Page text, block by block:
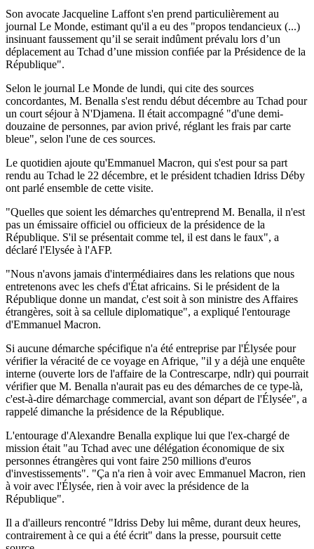
Son avocate Jacqueline Laffont s'en prend particulièrement au
journal Le Monde, estimant qu'il a eu des "propos tendancieux (...)
insinuant faussement qu’il se serait indûment prévalu lors d’un
déplacement au Tchad d’une mission confiée par la Présidence de la
République".
Selon le journal Le Monde de lundi, qui cite des sources
concordantes, M. Benalla s'est rendu début décembre au Tchad pour
un court séjour à N'Djamena. Il était accompagné "d'une demi-
douzaine de personnes, par avion privé, réglant les frais par carte
bleue", selon l'une de ces sources.
Le quotidien ajoute qu'Emmanuel Macron, qui s'est pour sa part
rendu au Tchad le 22 décembre, et le président tchadien Idriss Déby
ont parlé ensemble de cette visite.
"Quelles que soient les démarches qu'entreprend M. Benalla, il n'est
pas un émissaire officiel ou officieux de la présidence de la
République. S'il se présentait comme tel, il est dans le faux", a
déclaré l'Elysée à l'AFP.
"Nous n'avons jamais d'intermédiaires dans les relations que nous
entretenons avec les chefs d'État africains. Si le président de la
République donne un mandat, c'est soit à son ministre des Affaires
étrangères, soit à sa cellule diplomatique", a expliqué l'entourage
d'Emmanuel Macron.
Si aucune démarche spécifique n'a été entreprise par l'Élysée pour
vérifier la véracité de ce voyage en Afrique, "il y a déjà une enquête
interne (ouverte lors de l'affaire de la Contrescarpe, ndlr) qui pourrait
vérifier que M. Benalla n'aurait pas eu des démarches de ce type-là,
c'est-à-dire démarchage commercial, avant son départ de l'Élysée", a
rappelé dimanche la présidence de la République.
L'entourage d'Alexandre Benalla explique lui que l'ex-chargé de
mission était "au Tchad avec une délégation économique de six
personnes étrangères qui vont faire 250 millions d'euros
d'investissements". "Ça n'a rien à voir avec Emmanuel Macron, rien
à voir avec l'Élysée, rien à voir avec la présidence de la
République".
Il a d'ailleurs rencontré "Idriss Deby lui même, durant deux heures,
contrairement à ce qui a été écrit" dans la presse, poursuit cette